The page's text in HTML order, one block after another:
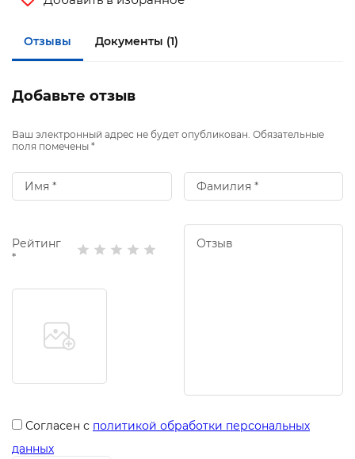
Отзывы Документы (1)
Добавьте отзыв
Ваш электронный адрес не будет опубликован. Обязательные
поля помечены *
Рейтинг
*
Согласен с политикой обработки персональных
данных